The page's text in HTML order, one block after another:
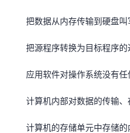
把数据从内存传输到硬盘叫
把源程序转换为目标程序的
应用软件对操作系统没有任
计算机内部对数据的传输、
计算机的存储单元中存储的